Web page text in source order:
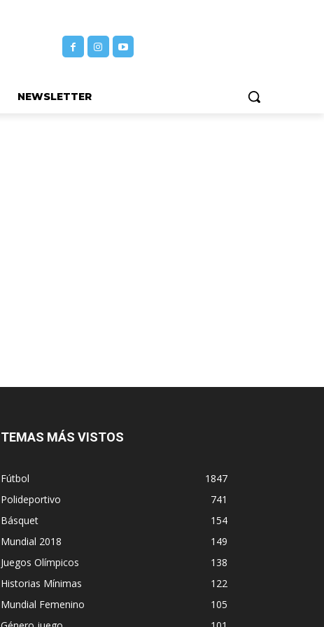
NEWSLETTER
TEMAS MÁS VISTOS
Fútbol
1847
Polideportivo
741
Básquet
154
Mundial 2018
149
Juegos Olímpicos
138
Historias Mínimas
122
Mundial Femenino
105